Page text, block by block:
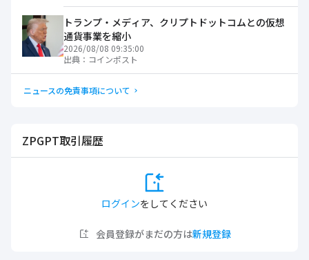
トランプ・メディア、クリプトドットコムとの仮想
通貨事業を縮小
2026/08/08 09:35:00
出典： コインポスト
ニュースの免責事項について
ZPGPT取引履歴
ログインをしてください
会員登録がまだの方は新規登録